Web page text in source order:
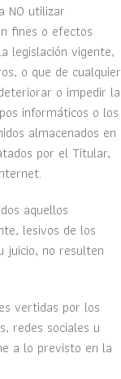
NO utilizar
fines o efectos
legislación vigente,
o que de cualquier
o impedir la
informáticos o los
almacenados en
por el Titular,
aquellos
lesivos de los
juicio, no resulten
vertidas por los
redes sociales u
a lo previsto en la